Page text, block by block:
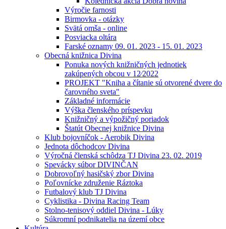
Výročie farnosti
Birmovka - otázky
Svätá omša - online
Posviacka oltára
Farské oznamy 09. 01. 2023 - 15. 01. 2023
Obecná knižnica Divina
Ponuka nových knižničných jednotiek
zakúpených obcou v 12⁄2022
PROJEKT "Kniha a čítanie sú otvorené dvere do
čarovného sveta"
Základné informácie
Výška členského príspevku
Knižničný a výpožičný poriadok
Štatút Obecnej knižnice Divina
Klub bojovníčok - Aerobik Divina
Jednota dôchodcov Divina
Výročná členská schôdza TJ Divina 23. 02. 2019
Spevácky súbor DIVINČAN
Dobrovoľný hasičský zbor Divina
Poľovnícke združenie Ráztoka
Futbalový klub TJ Divina
Cyklistika - Divina Racing Team
Stolno-tenisový oddiel Divina - Lúky
Súkromní podnikatelia na území obce